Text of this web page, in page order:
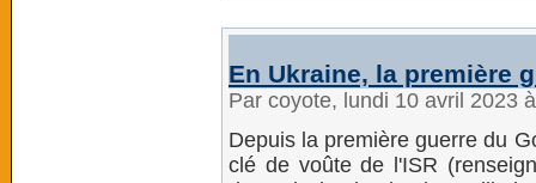
En Ukraine, la première
Par coyote, lundi 10 avril 2023
Depuis la première guerre du
clé de voûte de l'ISR